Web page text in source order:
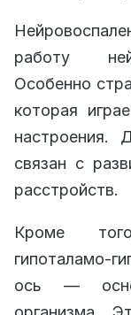
работу
Особенно
которая
настроения.
связан с
расстройств.
Кроме
гипоталамо-
ось —